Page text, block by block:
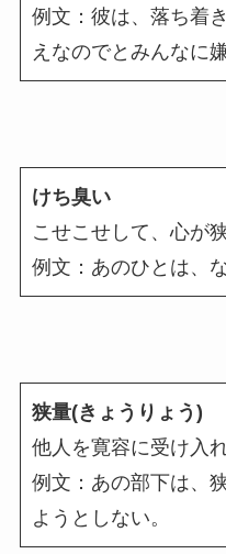
例文：彼は、落ち着
えなのでとみんなに
けち臭い
こせこせして、心が狭
例文：あのひとは、
狭量(きょうりょう)
他人を寛容に受け入
例文：あの部下は、
ようとしない。